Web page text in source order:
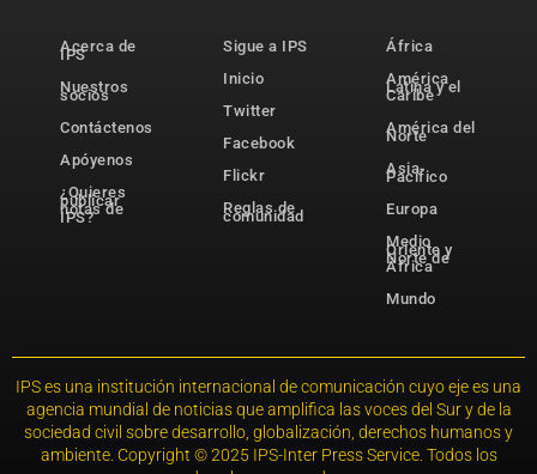
Acerca de
IPS
Nuestros
socios
Contáctenos
Apóyenos
¿Quieres
publicar
notas de
IPS?
Sigue a IPS
Inicio
Twitter
Facebook
Flickr
Reglas de
comunidad
África
América
Latina y el
Caribe
América del
Norte
Asia-
Pacífico
Europa
Medio
Oriente y
Norte de
África
Mundo
IPS es una institución internacional de comunicación cuyo eje es una
agencia mundial de noticias que amplifica las voces del Sur y de la
sociedad civil sobre desarrollo, globalización, derechos humanos y
ambiente. Copyright © 2025 IPS-Inter Press Service. Todos los